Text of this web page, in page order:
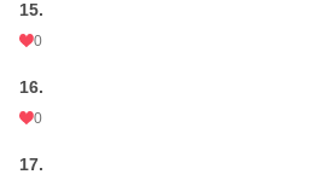
15.
0
16.
0
17.